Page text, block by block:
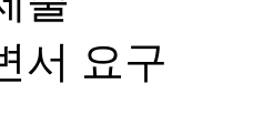
서 요구